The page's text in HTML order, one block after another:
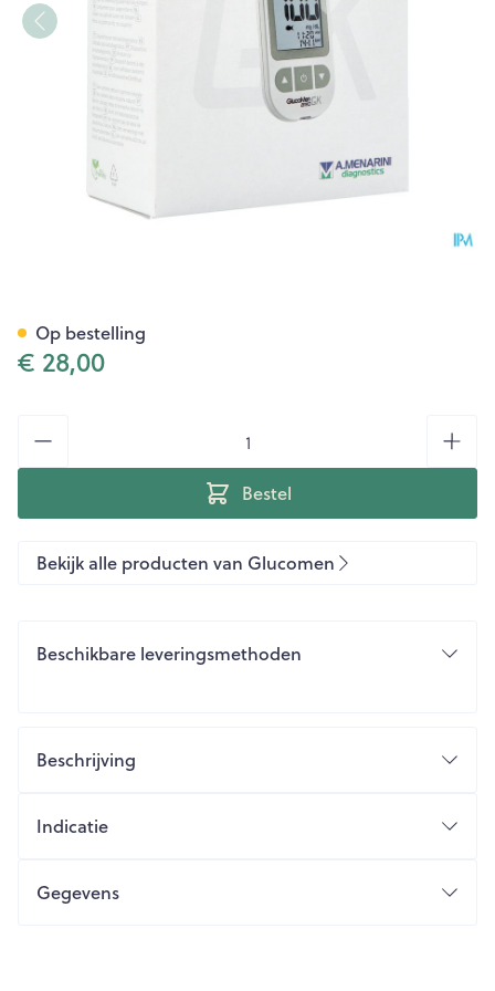
€ 28,00
Bestel
Op bestelling
Bekijk alle producten van Glucomen
Beschikbare leveringsmethoden
Beschrijving
Indicatie
Gegevens